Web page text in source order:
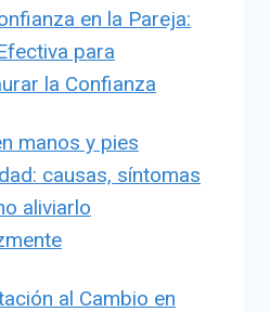
en la Pareja:
para
la Confianza
manos y pies
causas, síntomas
aliviarlo
al Cambio en